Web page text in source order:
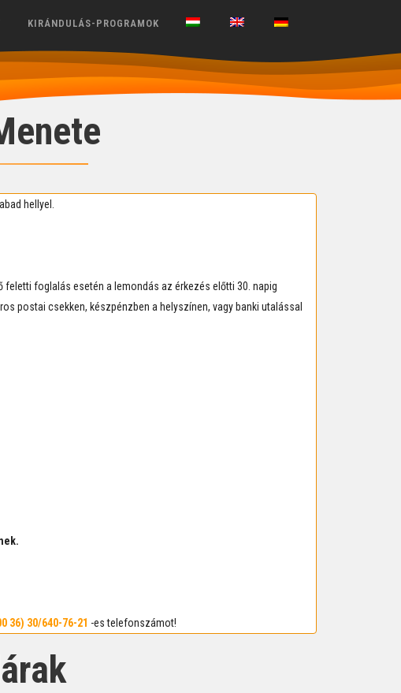
KIRÁNDULÁS-PROGRAMOK
hellyel.
foglalás esetén a lemondás az érkezés előtti 30. napig
postai csekken, készpénzben a helyszínen, vagy banki utalással
36) 30/640-76-21 -es telefonszámot!